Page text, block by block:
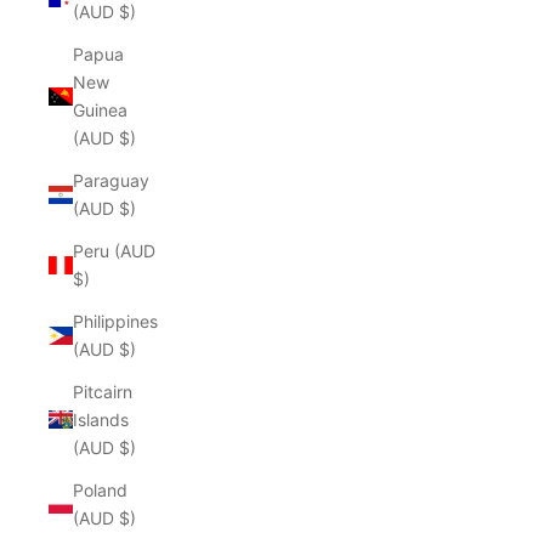
(AUD $)
Papua
New
Guinea
(AUD $)
Paraguay
(AUD $)
Peru (AUD
$)
Philippines
(AUD $)
Pitcairn
Islands
(AUD $)
Poland
(AUD $)